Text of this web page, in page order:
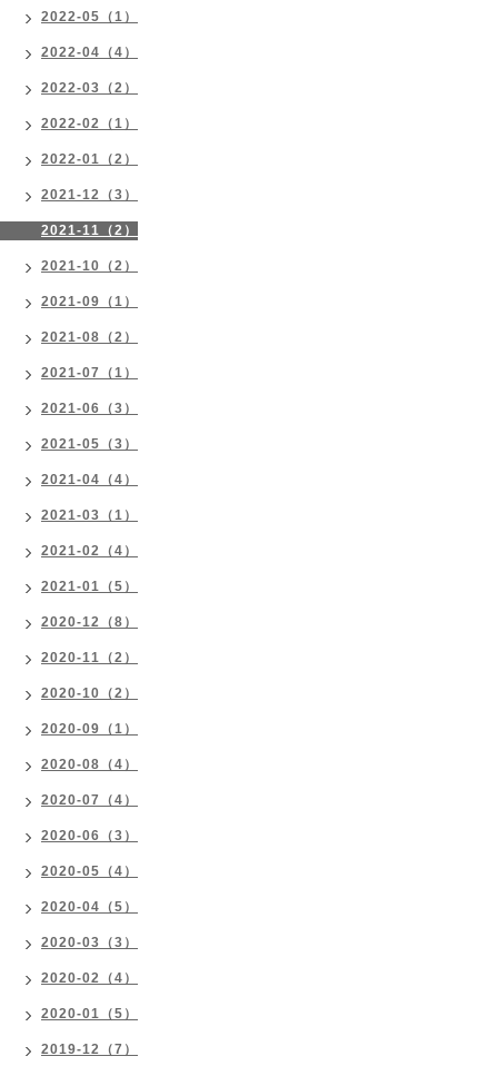
2022-05（1）
2022-04（4）
2022-03（2）
2022-02（1）
2022-01（2）
2021-12（3）
2021-11（2）
2021-10（2）
2021-09（1）
2021-08（2）
2021-07（1）
2021-06（3）
2021-05（3）
2021-04（4）
2021-03（1）
2021-02（4）
2021-01（5）
2020-12（8）
2020-11（2）
2020-10（2）
2020-09（1）
2020-08（4）
2020-07（4）
2020-06（3）
2020-05（4）
2020-04（5）
2020-03（3）
2020-02（4）
2020-01（5）
2019-12（7）